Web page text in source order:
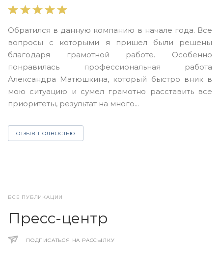
Обратился в данную компанию в начале года. Все
вопросы с которыми я пришел были решены
благодаря грамотной работе. Особенно
понравилась профессиональная работа
Александра Матюшкина, который быстро вник в
мою ситуацию и сумел грамотно расставить все
приоритеты, результат на много...
ОТЗЫВ ПОЛНОСТЬЮ
ВСЕ ПУБЛИКАЦИИ
Пресс-центр
ПОДПИСАТЬСЯ НА РАССЫЛКУ